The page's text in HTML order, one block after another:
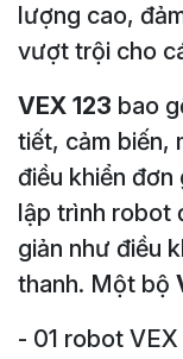
lượng cao,
vượt trội cho
VEX 123 bao
tiết, cảm biến,
điều khiển đơn
lập trình robot
giản như điều
thanh. Một bộ
- 01 robot VEX